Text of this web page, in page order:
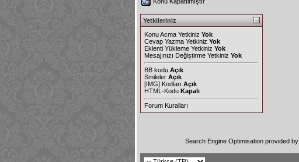
Yetkileriniz
Konu Acma Yetkiniz Yok
Cevap Yazma Yetkiniz Yok
Eklenti Yükleme Yetkiniz Yok
Mesajınızı Değiştirme Yetkiniz Yok
BB kodu Açık
Smileler Açık
[IMG] Kodları Açık
HTML-Kodu Kapalı
Forum Kuralları
Search Engine Optimisation provided by